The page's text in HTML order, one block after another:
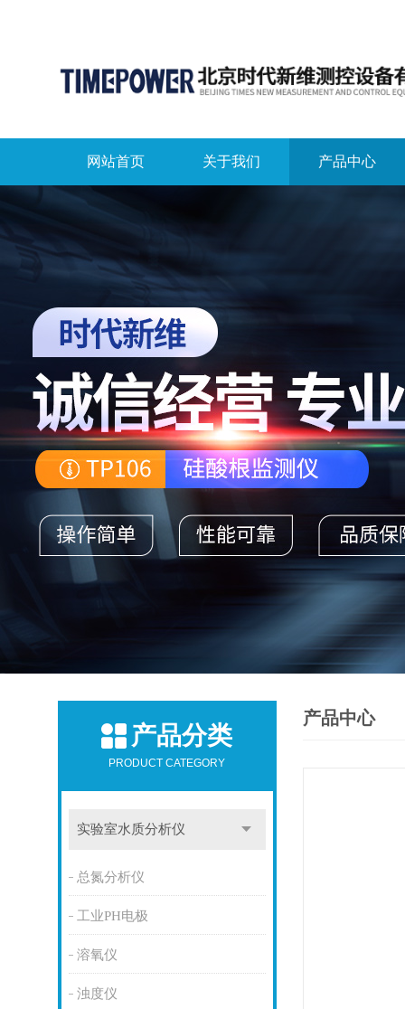
网站首页 关于我们 产品中心
产品分类
PRODUCT CATEGORY
实验室水质分析仪
总氮分析仪
工业PH电极
溶氧仪
浊度仪
产品中心